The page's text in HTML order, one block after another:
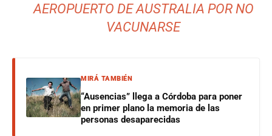
AEROPUERTO DE AUSTRALIA POR NO
VACUNARSE
MIRÁ TAMBIÉN
“Ausencias” llega a Córdoba para poner
en primer plano la memoria de las
personas desaparecidas